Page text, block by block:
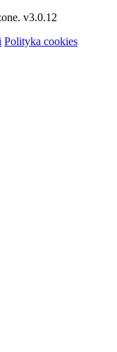
v3.0.12
Polityka cookies